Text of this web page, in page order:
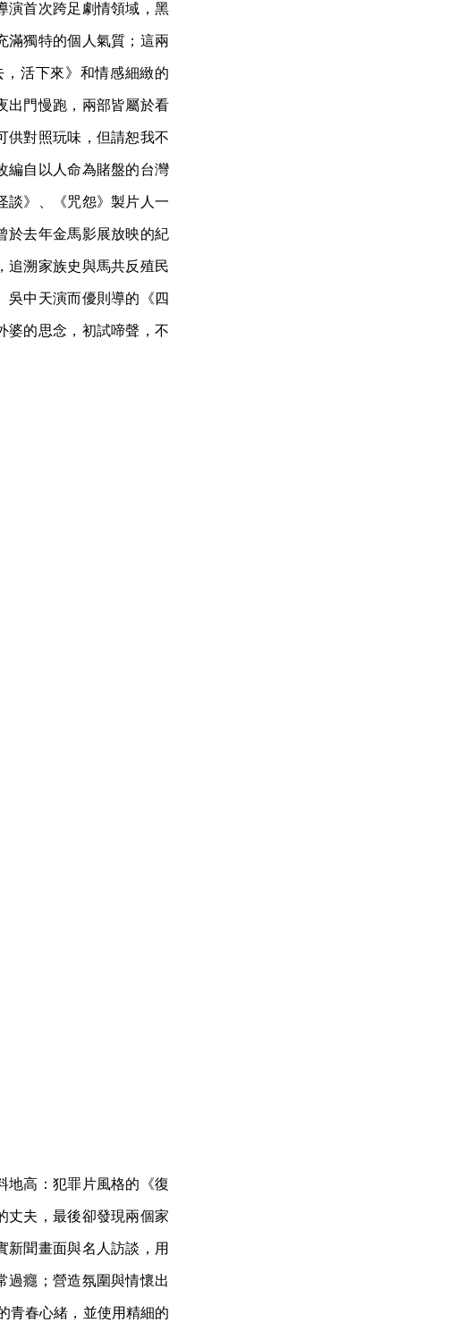
演首次跨足劇情領域，黑
滿獨特的個人氣質；這兩
活下來》和情感細緻的
出門慢跑，兩部皆屬於看
供對照玩味，但請恕我不
編自以人命為賭盤的台灣
談》、《咒怨》製片人一
於去年金馬影展放映的紀
追溯家族史與馬共反殖民
吳中天演而優則導的《四
婆的思念，初試啼聲，不
地高：犯罪片風格的《復
丈夫，最後卻發現兩個家
新聞畫面與名人訪談，用
過癮；營造氛圍與情懷出
青春心緒，並使用精細的